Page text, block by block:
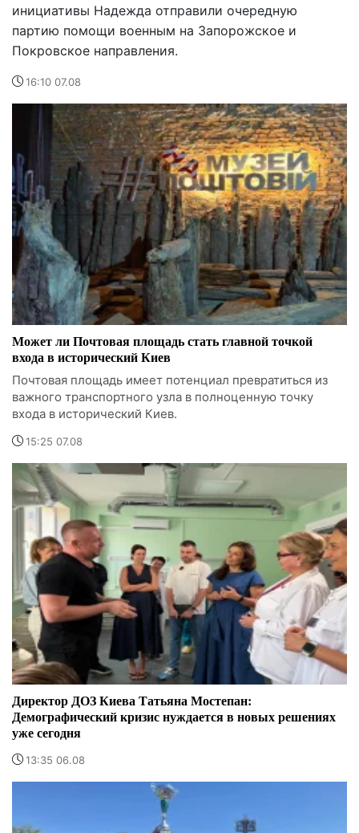
инициативы Надежда отправили очередную
партию помощи военным на Запорожское и
Покровское направления.
16:10 07.08
Может ли Почтовая площадь стать главной точкой
входа в исторический Киев
Почтовая площадь имеет потенциал превратиться из
важного транспортного узла в полноценную точку
входа в исторический Киев.
15:25 07.08
Директор ДОЗ Киева Татьяна Мостепан:
Демографический кризис нуждается в новых решениях
уже сегодня
13:35 06.08